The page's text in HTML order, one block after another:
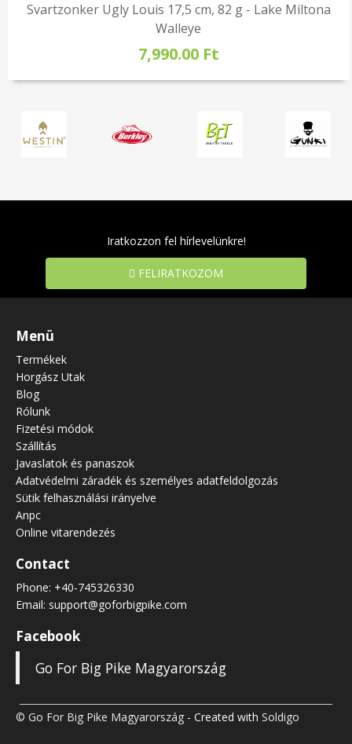
Svartzonker Ugly Louis 17,5 cm, 82 g - Lake Miltona
Walleye
7,990.00 Ft
Iratkozzon fel hírlevelünkre!
FELIRATKOZOM
Menü
Termékek
Horgász Utak
Blog
Rólunk
Fizetési módok
Szállítás
Javaslatok és panaszok
Adatvédelmi záradék és személyes adatfeldolgozás
Sütik felhasználási irányelve
Anpc
Online vitarendezés
Contact
Phone: +40-745326330
Email: support@goforbigpike.com
Facebook
Go For Big Pike Magyarország
© Go For Big Pike Magyarország - Created with Soldigo